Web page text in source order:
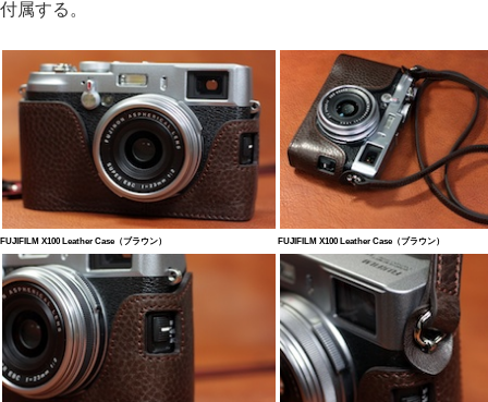
付属する。
FUJIFILM X100 Leather Case（ブラウン） FUJIFILM X100 Leather Case（ブラウン）